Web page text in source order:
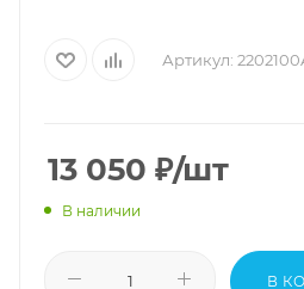
Артикул:
13 050 ₽/шт
В наличии
В